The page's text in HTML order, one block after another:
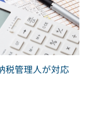
税管理人が対応